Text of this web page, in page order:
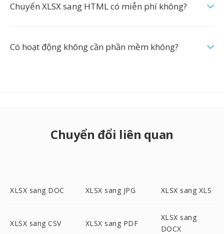
Chuyển XLSX sang HTML có miễn phí không?
Có hoạt động không cần phần mềm không?
Chuyển đổi liên quan
XLSX sang DOC XLSX sang JPG XLSX sang XLS
XLSX sang CSV XLSX sang PDF
XLSX sang
DOCX